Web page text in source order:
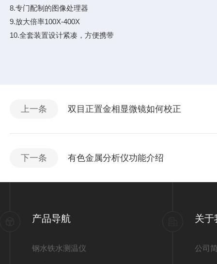
8.专门配制的图像处理器
9.放大倍率100X-400X
10.全套装置设计紧凑，方便携带
上一条 双目正置金相显微镜如何校正
下一条 有色金属分析仪功能介绍
产品导航
钢水铁水测温仪
关于
公司